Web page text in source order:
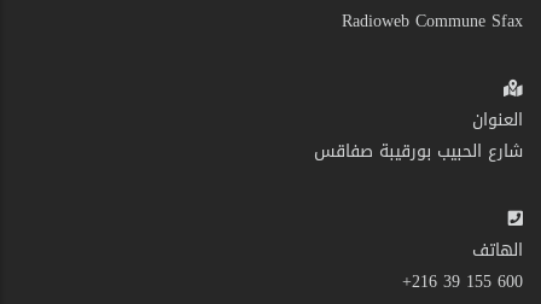
Radioweb Commune Sfax
العنوان
شارع الحبيب بورقيبة صفاقس
الهاتف
600 155 39 216+